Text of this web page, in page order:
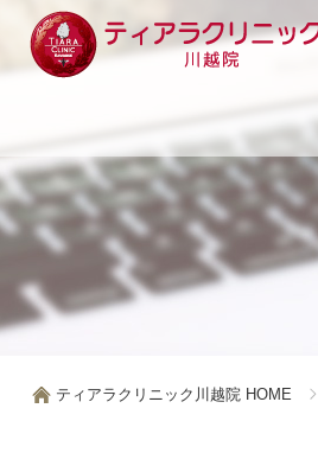
ティアラクリニック川越院 HOME